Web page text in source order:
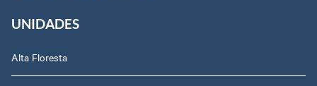
UNIDADES
Alta Floresta